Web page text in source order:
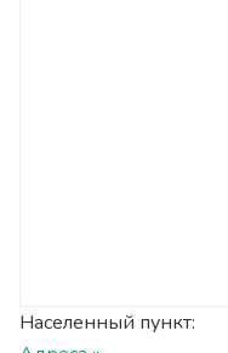
Населенный пункт: